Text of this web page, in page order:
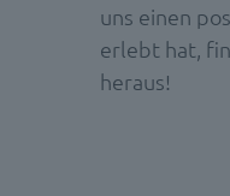
uns einen
erlebt hat,
heraus!